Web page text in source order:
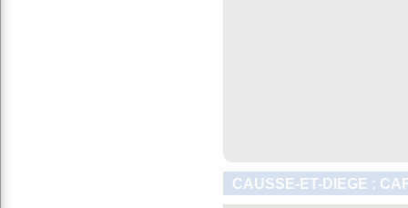
CAUSSE-ET-DIEGE :